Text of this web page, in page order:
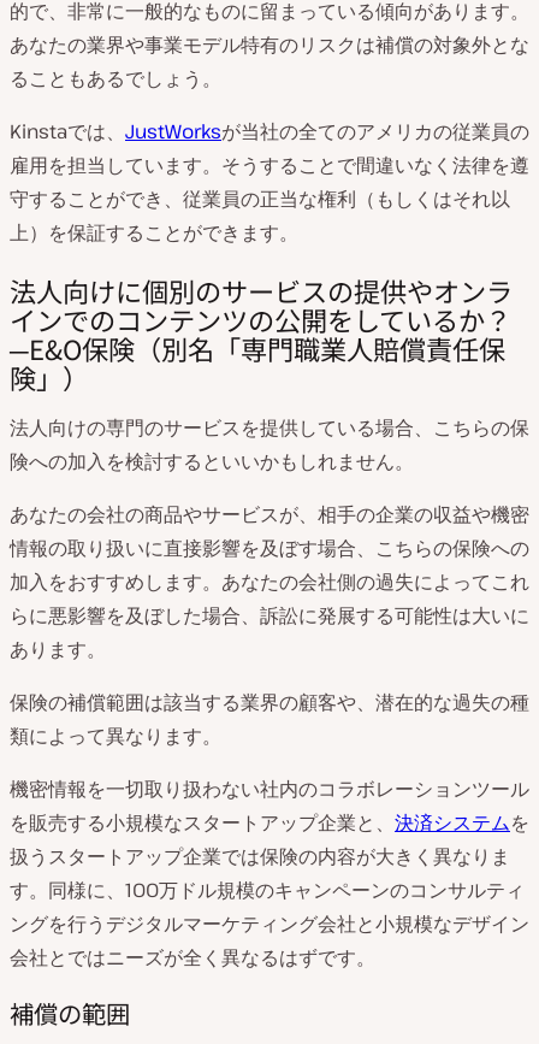
的で、非常に一般的なものに留まっている傾向があります。
あなたの業界や事業モデル特有のリスクは補償の対象外とな
ることもあるでしょう。
Kinstaでは、 JustWorksが当社の全てのアメリカの従業員の
雇用を担当しています。そうすることで間違いなく法律を遵
守することができ、従業員の正当な権利（もしくはそれ以
上）を保証することができます。
法人向けに個別のサービスの提供やオンラ
インでのコンテンツの公開をしているか？
─E&O保険（別名「専門職業人賠償責任保
険」）
法人向けの専門のサービスを提供している場合、こちらの保
険への加入を検討するといいかもしれません。
あなたの会社の商品やサービスが、相手の企業の収益や機密
情報の取り扱いに直接影響を及ぼす場合、こちらの保険への
加入をおすすめします。あなたの会社側の過失によってこれ
らに悪影響を及ぼした場合、訴訟に発展する可能性は大いに
あります。
保険の補償範囲は該当する業界の顧客や、潜在的な過失の種
類によって異なります。
機密情報を一切取り扱わない社内のコラボレーションツール
を販売する小規模なスタートアップ企業と、 決済システムを
扱うスタートアップ企業では保険の内容が大きく異なりま
す。同様に、100万ドル規模のキャンペーンのコンサルティ
ングを行うデジタルマーケティング会社と小規模なデザイン
会社とではニーズが全く異なるはずです。
補償の範囲